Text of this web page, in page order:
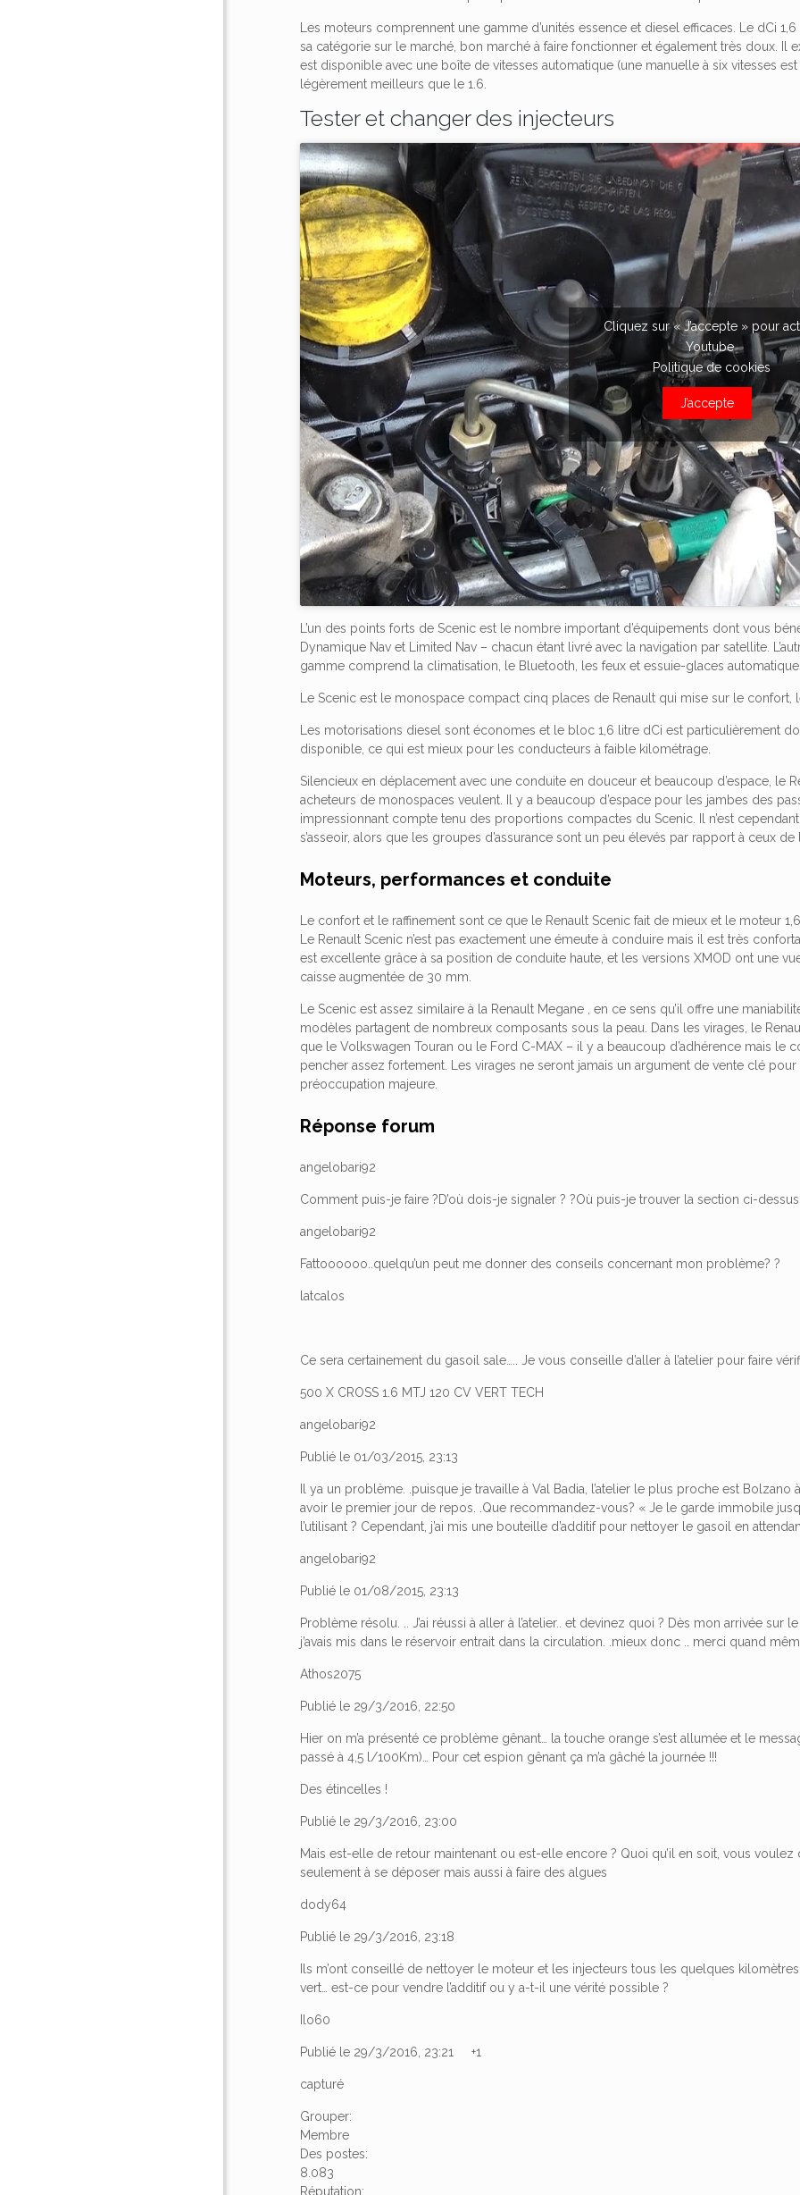
Les moteurs comprennent une gamme d’unités essence et diesel efficaces. Le dCi
sa catégorie sur le marché, bon marché à faire fonctionner et également très doux. Il
est disponible avec une boîte de vitesses automatique (une manuelle à six vitesses
légèrement meilleurs que le 1.6.
Tester et changer des injecteurs
Cliquez sur « J’accepte » pour
Youtube
Politique de cookies
J’accepte
L’un des points forts de Scenic est le nombre important d’équipements dont vous
Dynamique Nav et Limited Nav – chacun étant livré avec la navigation par satellite.
gamme comprend la climatisation, le Bluetooth, les feux et essuie-glaces
Le Scenic est le monospace compact cinq places de Renault qui mise sur le confort,
Les motorisations diesel sont économes et le bloc 1,6 litre dCi est particulièrement
disponible, ce qui est mieux pour les conducteurs à faible kilométrage.
Silencieux en déplacement avec une conduite en douceur et beaucoup d’espace, le
acheteurs de monospaces veulent. Il y a beaucoup d’espace pour les jambes des
impressionnant compte tenu des proportions compactes du Scenic. Il n’est
s’asseoir, alors que les groupes d’assurance sont un peu élevés par rapport à ceux de
Moteurs, performances et conduite
Le confort et le raffinement sont ce que le Renault Scenic fait de mieux et le moteur
Le Renault Scenic n’est pas exactement une émeute à conduire mais il est très
est excellente grâce à sa position de conduite haute, et les versions XMOD ont une
caisse augmentée de 30 mm.
Le Scenic est assez similaire à la Renault Megane , en ce sens qu’il offre une
modèles partagent de nombreux composants sous la peau. Dans les virages, le
que le Volkswagen Touran ou le Ford C-MAX – il y a beaucoup d’adhérence mais le
pencher assez fortement. Les virages ne seront jamais un argument de vente clé
préoccupation majeure.
Réponse forum
angelobari92
Comment puis-je faire ?D’où dois-je signaler ? ?Où puis-je trouver la section ci-
angelobari92
Fattoooooo..quelqu’un peut me donner des conseils concernant mon problème? ?
latcalos
Ce sera certainement du gasoil sale….. Je vous conseille d’aller à l’atelier pour faire
500 X CROSS 1.6 MTJ 120 CV VERT TECH
angelobari92
Publié le 01/03/2015, 23:13
Il ya un problème. .puisque je travaille à Val Badia, l’atelier le plus proche est
avoir le premier jour de repos. .Que recommandez-vous? « Je le garde immobile
l’utilisant ? Cependant, j’ai mis une bouteille d’additif pour nettoyer le gasoil en
angelobari92
Publié le 01/08/2015, 23:13
Problème résolu. .. J’ai réussi à aller à l’atelier.. et devinez quoi ? Dès mon arrivée sur
j’avais mis dans le réservoir entrait dans la circulation. .mieux donc .. merci quand
Athos2075
Publié le 29/3/2016, 22:50
Hier on m’a présenté ce problème gênant… la touche orange s’est allumée et le
passé à 4,5 l/100Km)… Pour cet espion gênant ça m’a gâché la journée !!!
Des étincelles !
Publié le 29/3/2016, 23:00
Mais est-elle de retour maintenant ou est-elle encore ? Quoi qu’il en soit, vous voulez
seulement à se déposer mais aussi à faire des algues
dody64
Publié le 29/3/2016, 23:18
Ils m’ont conseillé de nettoyer le moteur et les injecteurs tous les quelques
vert… est-ce pour vendre l’additif ou y a-t-il une vérité possible ?
Ilo60
Publié le 29/3/2016, 23:21 +1
capturé
Grouper:
Membre
Des postes:
8.083
Réputation: